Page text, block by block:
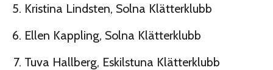
Kristina Lindsten, Solna Klätterklubb
Ellen Kappling, Solna Klätterklubb
Tuva Hallberg, Eskilstuna Klätterklubb